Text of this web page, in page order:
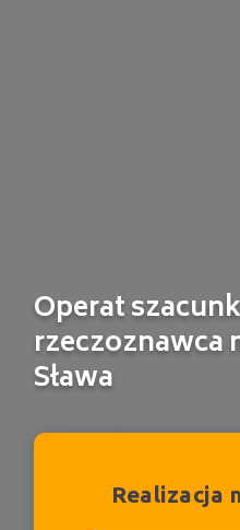
Operat
rzeczoznawca
Sława
Realizacja